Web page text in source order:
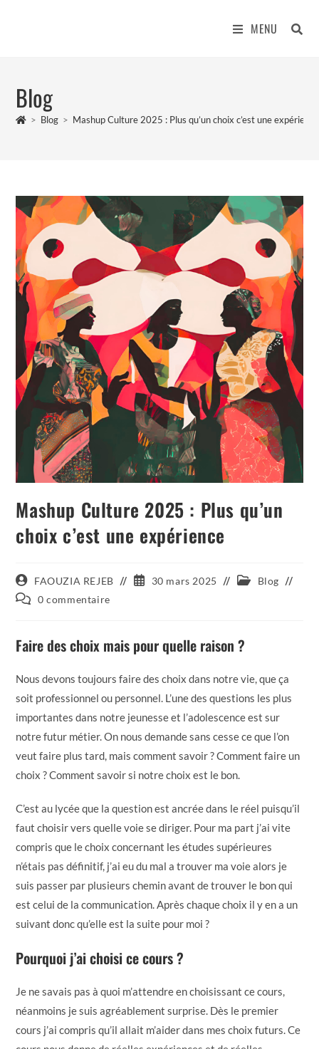
MENU
Blog
> Blog > Mashup Culture 2025 : Plus qu’un choix c’est une
Mashup Culture 2025 : Plus qu’un
choix c’est une expérience
FAOUZIA REJEB 30 mars 2025
Blog
0 commentaire
Faire des choix mais pour quelle raison ?
Nous devons toujours faire des choix dans notre vie, que ça
soit professionnel ou personnel. L’une des questions les plus
importantes dans notre jeunesse et l’adolescence est sur
notre futur métier. On nous demande sans cesse ce que l’on
veut faire plus tard, mais comment savoir ? Comment faire un
choix ? Comment savoir si notre choix est le bon.
C’est au lycée que la question est ancrée dans le réel puisqu’il
faut choisir vers quelle voie se diriger. Pour ma part j’ai vite
compris que le choix concernant les études supérieures
n’étais pas définitif, j’ai eu du mal a trouver ma voie alors je
suis passer par plusieurs chemin avant de trouver le bon qui
est celui de la communication. Après chaque choix il y en a un
suivant donc qu’elle est la suite pour moi ?
Pourquoi j’ai choisi ce cours ?
Je ne savais pas à quoi m’attendre en choisissant ce cours,
néanmoins je suis agréablement surprise. Dès le premier
cours j’ai compris qu’il allait m’aider dans mes choix futurs. Ce